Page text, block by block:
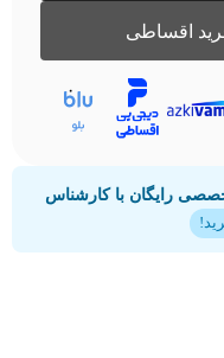
اقساطی
رایگان با کارشناس